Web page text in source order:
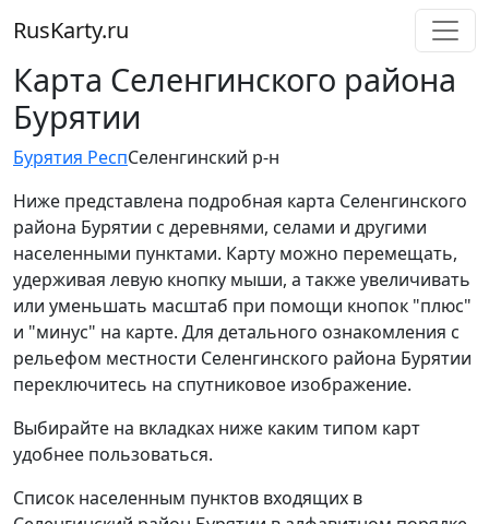
RusKarty.ru
Карта Селенгинского района
Бурятии
Бурятия РеспСеленгинский р-н
Ниже представлена подробная карта Селенгинского
района Бурятии с деревнями, селами и другими
населенными пунктами. Карту можно перемещать,
удерживая левую кнопку мыши, а также увеличивать
или уменьшать масштаб при помощи кнопок "плюс"
и "минус" на карте. Для детального ознакомления с
рельефом местности Селенгинского района Бурятии
переключитесь на спутниковое изображение.
Выбирайте на вкладках ниже каким типом карт
удобнее пользоваться.
Список населенным пунктов входящих в